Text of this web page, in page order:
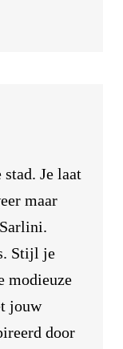
Je laat
maar
Stijl je
modieuze
jouw
door